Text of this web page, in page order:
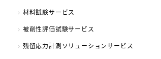
材料試験サービス
被削性評価試験サービス
残留応力計測ソリューションサービス